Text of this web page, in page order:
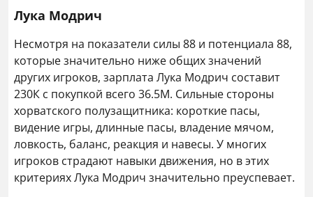
Лука Модрич
Несмотря на показатели силы 88 и потенциала 88,
которые значительно ниже общих значений
других игроков, зарплата Лука Модрич составит
230К с покупкой всего 36.5М. Сильные стороны
хорватского полузащитника: короткие пасы,
видение игры, длинные пасы, владение мячом,
ловкость, баланс, реакция и навесы. У многих
игроков страдают навыки движения, но в этих
критериях Лука Модрич значительно преуспевает.